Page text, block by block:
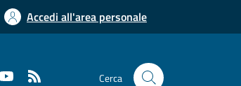
Accedi all'area personale
Cerca